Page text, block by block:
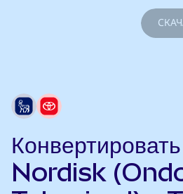
Nordisk